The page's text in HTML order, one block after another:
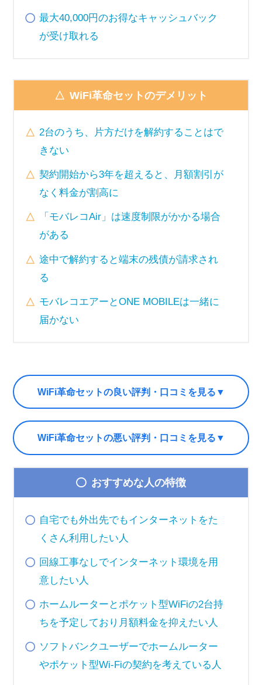
最大40,000円のお得なキャッシュバック
が受け取れる
WiFi革命セットのデメリット
2台のうち、片方だけを解約することはで
きない
契約開始から3年を超えると、月額割引が
なく料金が割高に
「モバレコAir」は速度制限がかかる場合
がある
途中で解約すると端末の残債が請求され
る
モバレコエアーとONE MOBILEは一緒に
届かない
WiFi革命セットの良い評判・口コミを見る▼
WiFi革命セットの悪い評判・口コミを見る▼
おすすめな人の特徴
自宅でも外出先でもインターネットをた
くさん利用したい人
回線工事なしでインターネット環境を用
意したい人
ホームルーターとポケット型WiFiの2台持
ちを予定しており月額料金を抑えたい人
ソフトバンクユーザーでホームルーター
やポケット型Wi-Fiの契約を考えている人